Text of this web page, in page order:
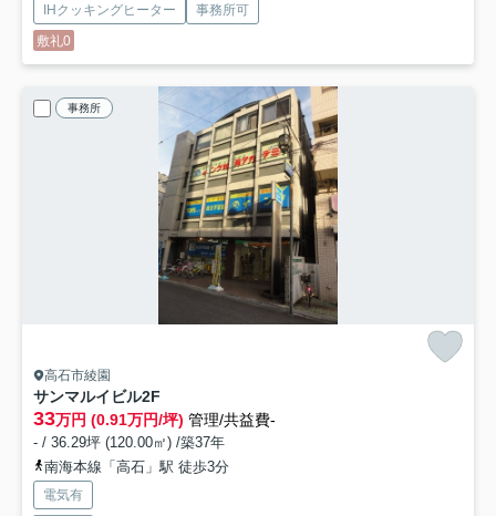
IHクッキングヒーター
事務所可
敷礼0
事務所
高石市綾園
サンマルイビル2F
33万円 (0.91万円/坪) 管理/共益費-
- / 36.29坪 (120.00㎡) /築37年
南海本線「高石」駅 徒歩3分
電気有